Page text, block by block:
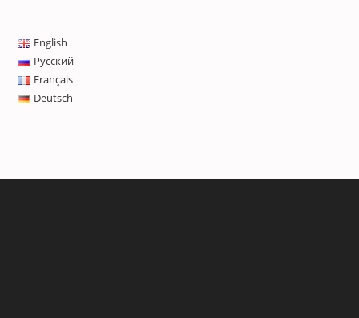
English
Русский
Français
Deutsch